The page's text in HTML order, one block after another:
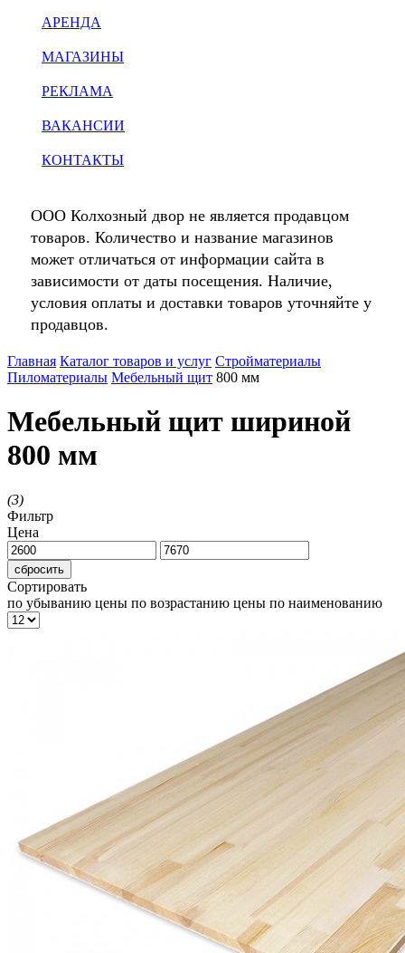
АРЕНДА
МАГАЗИНЫ
РЕКЛАМА
ВАКАНСИИ
КОНТАКТЫ
ООО Колхозный двор не является продавцом
товаров. Количество и название магазинов
может отличаться от информации сайта в
зависимости от даты посещения. Наличие,
условия оплаты и доставки товаров уточняйте у
продавцов.
Главная Каталог товаров и услуг Стройматериалы
Пиломатериалы Мебельный щит 800 мм
Мебельный щит шириной
800 мм
(3)
Фильтр
Цена
сбросить
Сортировать
по убыванию цены по возрастанию цены по наименованию